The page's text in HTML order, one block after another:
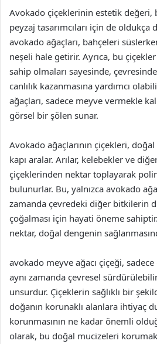
Avokado çiçeklerinin estetik değeri,
peyzaj tasarımcıları için de oldukça
avokado ağaçları, bahçeleri
neşeli hale getirir. Ayrıca, bu
sahip olmaları sayesinde,
canlılık kazanmasına yardımcı
ağaçları, sadece meyve vermekle
görsel bir şölen sunar.
Avokado ağaçlarının çiçekleri,
kapı aralar. Arılar, kelebekler ve
çiçeklerinden nektar toplayarak
bulunurlar. Bu, yalnızca avokado
zamanda çevredeki diğer bitkilerin
çoğalması için hayati öneme
nektar, doğal dengenin
avokado meyve ağacı çiçeği,
aynı zamanda çevresel
unsurdur. Çiçeklerin sağlıklı bir
doğanın korunaklı alanlara ihtiyaç
korunmasının ne kadar önemli
olarak, bu doğal mucizeleri